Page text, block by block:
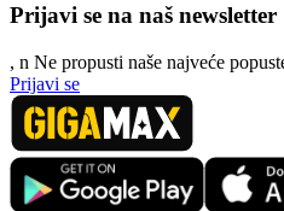
Prijavi se na naš newsletter
, n Ne propusti naše najveće
Prijavi se